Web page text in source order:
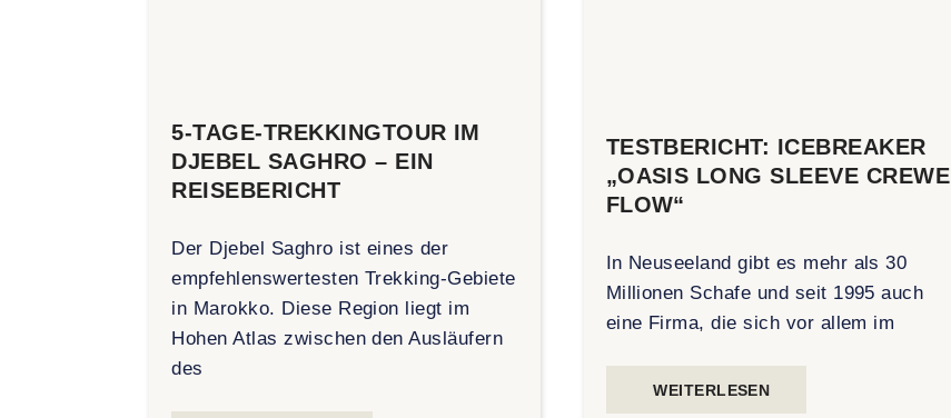
5-TAGE-TREKKINGTOUR IM
DJEBEL SAGHRO – EIN
REISEBERICHT
Der Djebel Saghro ist eines der
empfehlenswertesten Trekking-Gebiete
in Marokko. Diese Region liegt im
Hohen Atlas zwischen den Ausläufern
des
TESTBERICHT: ICEBREAKER
„OASIS LONG SLEEVE CREWE
FLOW“
In Neuseeland gibt es mehr als 30
Millionen Schafe und seit 1995 auch
eine Firma, die sich vor allem im
WEITERLESEN